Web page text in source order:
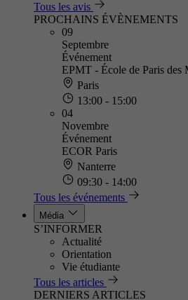
Tous les avis
PROCHAINS ÉVÈNEMENTS
09
Septembre
Événement
EPMT - École de Paris des
Paris
13:00 - 15:00
04
Novembre
Événement
ECOR Paris
Nanterre
09:30 - 14:00
Tous les événements
Média
S’INFORMER
Actualité
Orientation
Vie étudiante
Tous les articles
DERNIERS ARTICLES